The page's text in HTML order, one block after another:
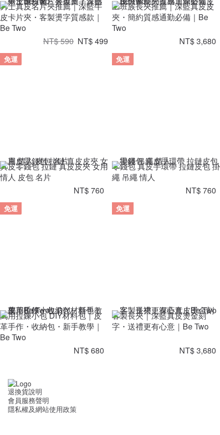
男士真皮名片夾推薦｜深藍牛
皮卡片夾・客製燙字質感款｜
Be Two
NT$ 499
NT$ 590
上班族長夾推薦｜深藍真皮皮
夾・簡約質感通勤必備｜Be
Two
NT$ 3,680
免運
真皮零錢包 拉鏈 真皮皮夾 女用
情人 皮包 名片
NT$ 760
免運
零錢包 真皮手環帶 拉鏈皮包 掛
繩 吊繩 情人
NT$ 760
免運
萬用拉鍊小包 DIY材料包｜皮
革手作・收納包・新手教學｜
Be Two
NT$ 680
免運
客製長夾｜深藍真皮燙金刻
字・送禮更有心意｜Be Two
NT$ 3,680
退換貨說明
會員服務聲明
隱私權及網站使用政策